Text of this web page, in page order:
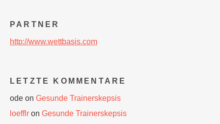
PARTNER
http://www.wettbasis.com
LETZTE KOMMENTARE
ode on Gesunde Trainerskepsis
loefflr on Gesunde Trainerskepsis